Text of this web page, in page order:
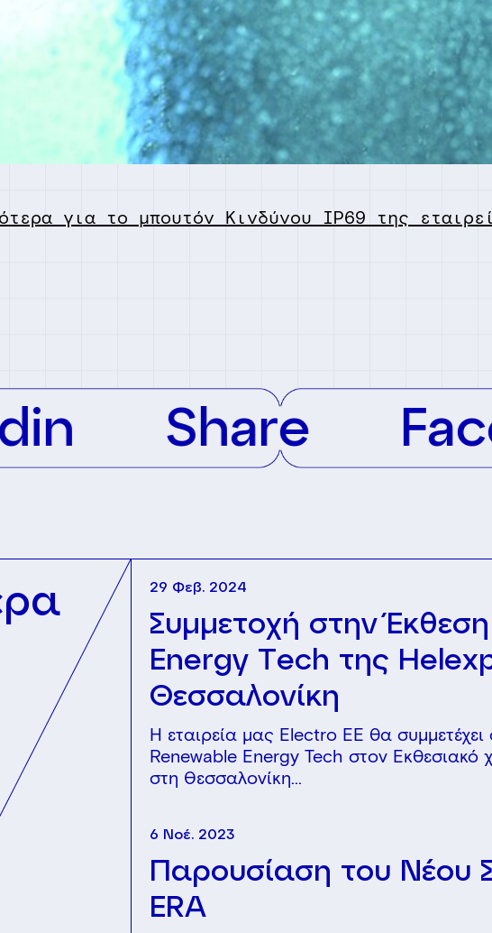
για το μπουτόν Κινδύνου IP69 της
Share
29 Φεβ. 2024
Συμμετοχή στην
Energy Tech της
Θεσσαλονίκη
Η εταιρεία μας Electro EE θα συμμετέχει
Renewable Energy Tech στον Εκθεσιακό
στη Θεσσαλονίκη...
6 Νοέ. 2023
Παρουσίαση του Νέου
ERA